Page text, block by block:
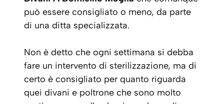
può essere consigliato o meno, da parte
di una ditta specializzata.
Non è detto che ogni settimana si debba
fare un intervento di sterilizzazione, ma di
certo è consigliato per quanto riguarda
quei divani e poltrone che sono molto